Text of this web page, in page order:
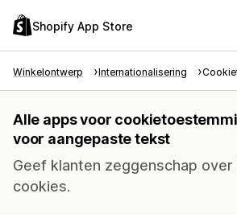
Shopify App Store
Winkelontwerp Internationalisering
Alle apps voor
voor aangepaste tekst
Geef klanten zeggenschap
cookies.